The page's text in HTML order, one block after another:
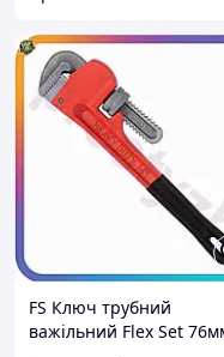
FS Ключ трубний
важільний Flex Set